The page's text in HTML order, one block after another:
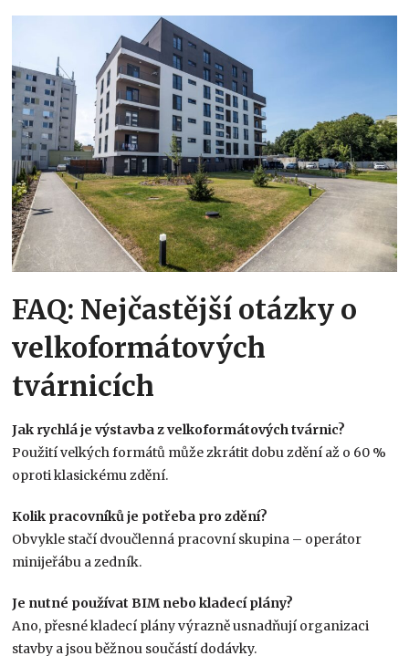
FAQ: Nejčastější otázky o
velkoformátových
tvárnicích
Jak rychlá je výstavba z velkoformátových tvárnic?
Použití velkých formátů může zkrátit dobu zdění až o 60 %
oproti klasickému zdění.
Kolik pracovníků je potřeba pro zdění?
Obvykle stačí dvoučlenná pracovní skupina – operátor
minijeřábu a zedník.
Je nutné používat BIM nebo kladecí plány?
Ano, přesné kladecí plány výrazně usnadňují organizaci
stavby a jsou běžnou součástí dodávky.